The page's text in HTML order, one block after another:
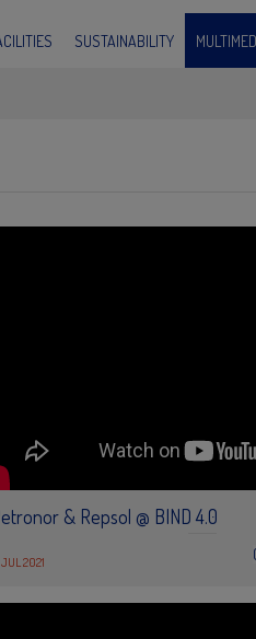
SUSTAINABILITY
& Repsol @ BIND 4.0
JUL 2021